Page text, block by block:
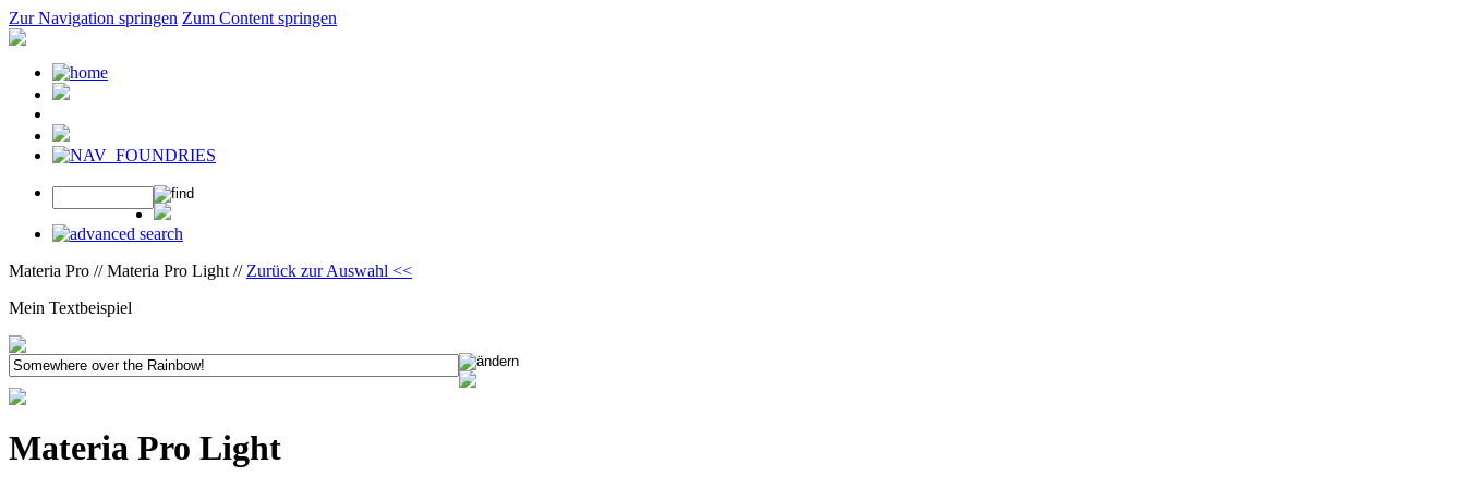
Zur Navigation springen Zum Content springen
Materia Pro // Materia Pro Light // Zurück zur Auswahl <<
Mein Textbeispiel
Materia Pro Light